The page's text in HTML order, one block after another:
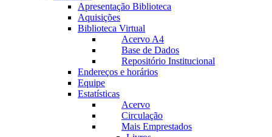
Apresentação Biblioteca
Aquisições
Biblioteca Virtual
Acervo A4
Base de Dados
Repositório Institucional
Endereços e horários
Equipe
Estatísticas
Acervo
Circulação
Mais Emprestados